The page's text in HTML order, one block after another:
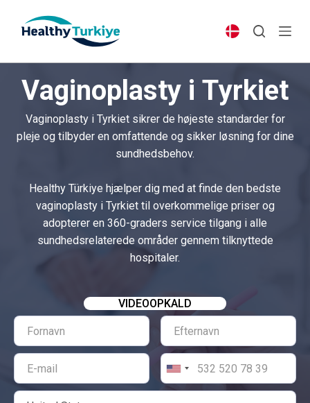
p
o
Vaginoplasty i Tyrkiet
Vaginoplasty i Tyrkiet sikrer de højeste standarder for
pleje og tilbyder en omfattende og sikker løsning for dine
sundhedsbehov.
Healthy Türkiye hjælper dig med at finde den bedste
vaginoplasty i Tyrkiet til overkommelige priser og
adopterer en 360-graders service tilgang i alle
sundhedsrelaterede områder gennem tilknyttede
hospitaler.
VIDEOOPKALD